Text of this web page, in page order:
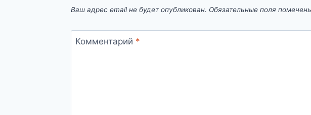
Ваш адрес email не будет опубликован. Обязательные поля
Комментарий *